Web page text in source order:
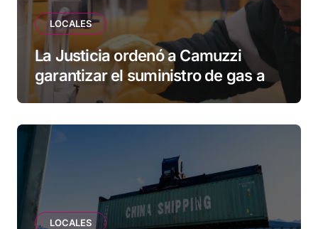
LOCALES
La Justicia ordenó a Camuzzi
garantizar el suministro de gas a
una familia de Tolhuin
LOCALES